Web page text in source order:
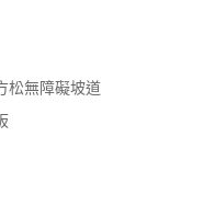
松無障礙坡道